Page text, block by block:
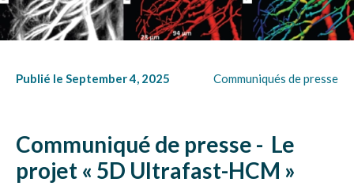
Publié le September 4, 2025 Communiqués de presse
Communiqué de presse - Le
projet « 5D Ultrafast-HCM »